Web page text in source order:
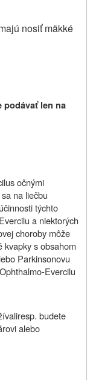
nosiť mäkké
podávať len na
s očnými
na liečbu
týchto
a niektorých
choroby môže
kvapky s obsahom
Parkinsonovu
Evercilu
resp. budete
alebo